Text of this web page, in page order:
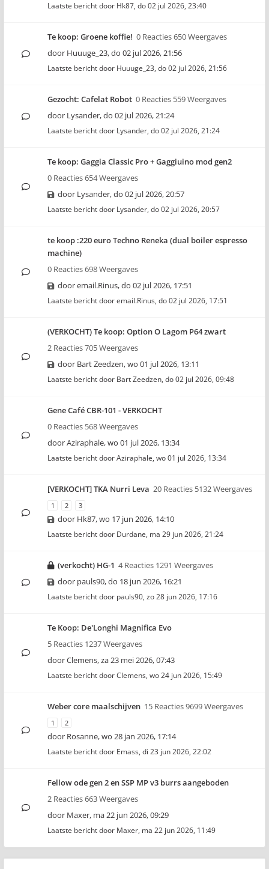
Laatste bericht door Hk87, do 02 jul 2026, 23:40
Te koop: Groene koffie! 0 Reacties 650 Weergaves
door Huuuge_23,do 02 jul 2026, 21:56
Laatste bericht door Huuuge_23, do 02 jul 2026, 21:56
Gezocht: Cafelat Robot 0 Reacties 559 Weergaves
door Lysander,do 02 jul 2026, 21:24
Laatste bericht door Lysander, do 02 jul 2026, 21:24
Te koop: Gaggia Classic Pro + Gaggiuino mod gen2
0 Reacties 654 Weergaves
door Lysander,do 02 jul 2026, 20:57
Laatste bericht door Lysander, do 02 jul 2026, 20:57
te koop :220 euro Techno Reneka (dual boiler espresso
machine)
0 Reacties 698 Weergaves
dooremail.Rinus,do 02 jul 2026, 17:51
Laatste bericht dooremail.Rinus, do 02 jul 2026, 17:51
(VERKOCHT) Te koop: Option O Lagom P64 zwart
2 Reacties 705 Weergaves
door Bart Zeedzen,wo 01 jul 2026, 13:11
Laatste bericht door Bart Zeedzen, do 02 jul 2026, 09:48
Gene Café CBR-101 - VERKOCHT
0 Reacties 568 Weergaves
doorAziraphale,wo 01 jul 2026, 13:34
Laatste bericht doorAziraphale, wo 01 jul 2026, 13:34
[VERKOCHT] TKA Nurri Leva 20 Reacties 5132 Weergaves
1 2 3
door Hk87,wo 17 jun 2026, 14:10
Laatste bericht door Durdane, ma 29 jun 2026, 21:24
(verkocht) HG-1 4 Reacties 1291 Weergaves
door pauls90,do 18 jun 2026, 16:21
Laatste bericht door pauls90, zo 28 jun 2026, 17:16
Te Koop: De'Longhi Magnifica Evo
5 Reacties 1237 Weergaves
doorClemens,za 23 mei 2026, 07:43
Laatste bericht doorClemens, wo 24 jun 2026, 15:49
Weber core maalschijven 15 Reacties 9699 Weergaves
1 2
door Rosanne,wo 28 jan 2026, 17:14
Laatste bericht door Emass, di 23 jun 2026, 22:02
Fellow ode gen 2 en SSP MP v3 burrs aangeboden
2 Reacties 663 Weergaves
door Maxer, ma 22 jun 2026, 09:29
Laatste bericht door Maxer, ma 22 jun 2026, 11:49